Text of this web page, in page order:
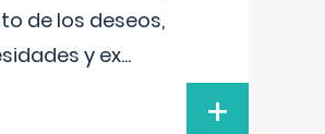
de los deseos,
y ex...
+